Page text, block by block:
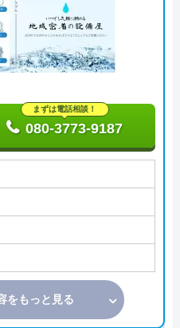
まずは電話相談！
080-3773-9187
をもっと見る